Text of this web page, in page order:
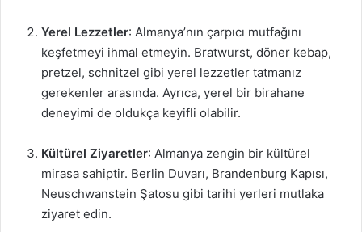
Yerel Lezzetler: Almanya’nın çarpıcı mutfağını
keşfetmeyi ihmal etmeyin. Bratwurst, döner kebap,
pretzel, schnitzel gibi yerel lezzetler tatmanız
gerekenler arasında. Ayrıca, yerel bir birahane
deneyimi de oldukça keyifli olabilir.
Kültürel Ziyaretler: Almanya zengin bir kültürel
mirasa sahiptir. Berlin Duvarı, Brandenburg Kapısı,
Neuschwanstein Şatosu gibi tarihi yerleri mutlaka
ziyaret edin.